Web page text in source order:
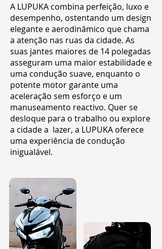
A LUPUKA combina perfeição, luxo e
desempenho, ostentando um design
elegante e aerodinâmico que chama
a atenção nas ruas da cidade. As
suas jantes maiores de 14 polegadas
asseguram uma maior estabilidade e
uma condução suave, enquanto o
potente motor garante uma
aceleração sem esforço e um
manuseamento reactivo. Quer se
desloque para o trabalho ou explore
a cidade a lazer, a LUPUKA oferece
uma experiência de condução
inigualável.